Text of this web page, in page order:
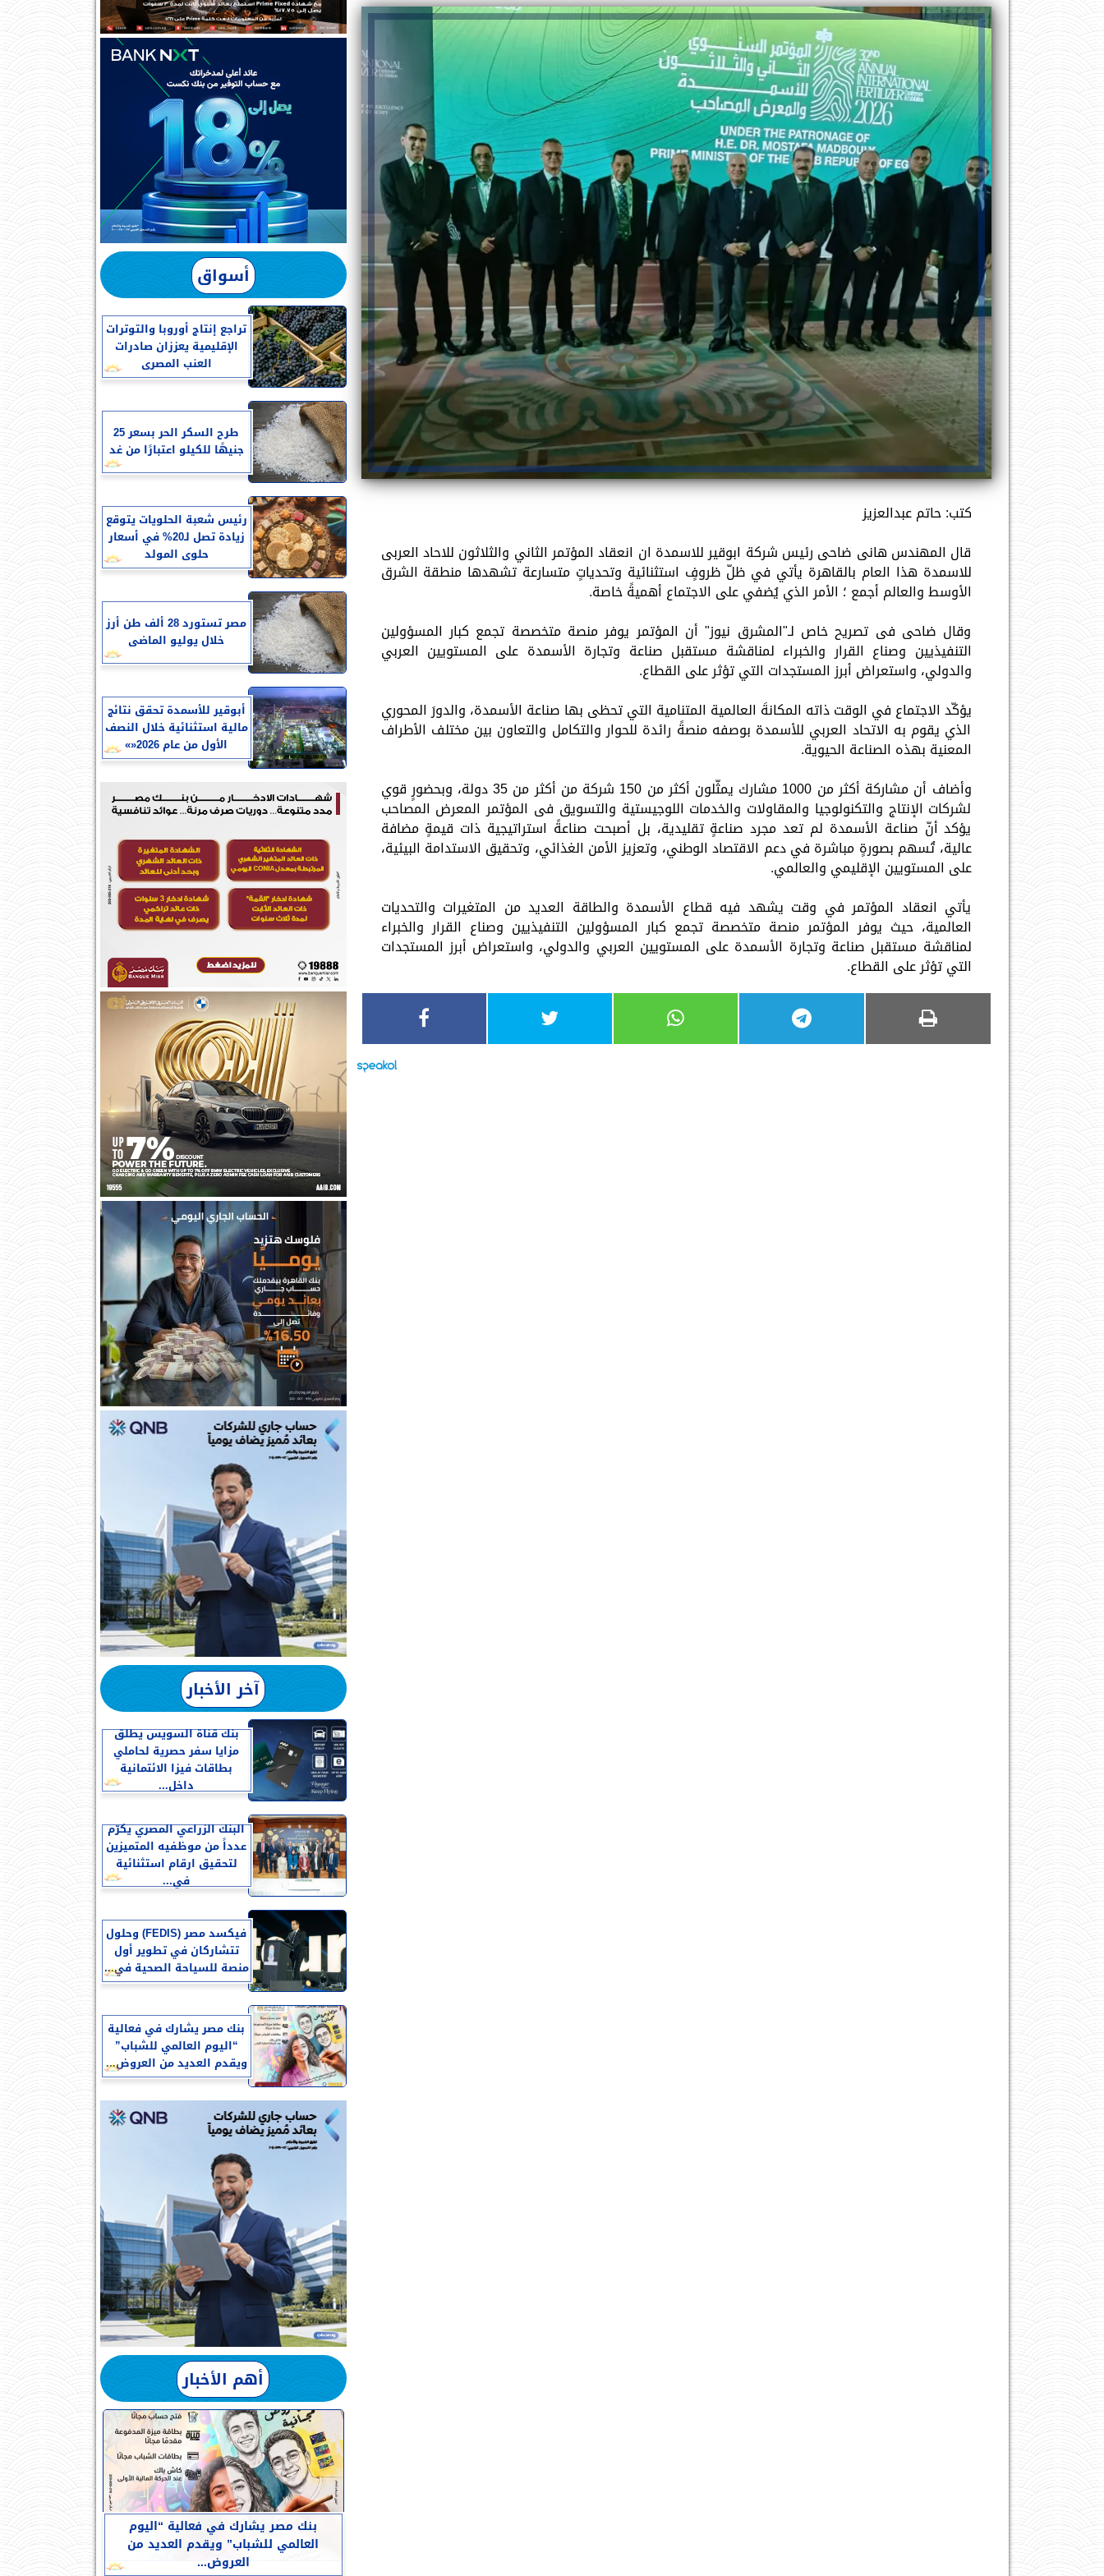
كتب: حاتم عبدالعزيز
قال المهندس هانى ضاحى رئيس شركة ابوقير للاسمدة ان انعقاد المؤتمر الثاني والثلاثون للاحاد العربى
للاسمدة هذا العام بالقاهرة يأتي في ظلّ ظروفٍ استثنائية وتحدياتٍ متسارعة تشهدها منطقة الشرق
الأوسط والعالم أجمع ؛ الأمر الذي يُضفي على الاجتماع أهميةً خاصة.
وقال ضاحى فى تصريح خاص لـ"المشرق نيوز" أن المؤتمر يوفر منصة متخصصة تجمع كبار المسؤولين
التنفيذيين وصناع القرار والخبراء لمناقشة مستقبل صناعة وتجارة الأسمدة على المستويين العربي
والدولي، واستعراض أبرز المستجدات التي تؤثر على القطاع.
يؤكّد الاجتماع في الوقت ذاته المكانةَ العالمية المتنامية التي تحظى بها صناعة الأسمدة، والدورَ المحوري
الذي يقوم به الاتحاد العربي للأسمدة بوصفه منصةً رائدة للحوار والتكامل والتعاون بين مختلف الأطراف
المعنية بهذه الصناعة الحيوية.
وأضاف أن مشاركة أكثر من 1000 مشارك يمثّلون أكثر من 150 شركة من أكثر من 35 دولة، وبحضورٍ قوي
لشركات الإنتاج والتكنولوجيا والمقاولات والخدمات اللوجيستية والتسويق فى المؤتمر المعرض المصاحب
يؤكد أنّ صناعة الأسمدة لم تعد مجرد صناعةٍ تقليدية، بل أصبحت صناعةً استراتيجية ذات قيمةٍ مضافة
عالية، تُسهم بصورةٍ مباشرة في دعم الاقتصاد الوطني، وتعزيز الأمن الغذائي، وتحقيق الاستدامة البيئية،
على المستويين الإقليمي والعالمي.
يأتي انعقاد المؤتمر في وقت يشهد فيه قطاع الأسمدة والطاقة العديد من المتغيرات والتحديات
العالمية، حيث يوفر المؤتمر منصة متخصصة تجمع كبار المسؤولين التنفيذيين وصناع القرار والخبراء
لمناقشة مستقبل صناعة وتجارة الأسمدة على المستويين العربي والدولي، واستعراض أبرز المستجدات
التي تؤثر على القطاع.
أسواق
تراجع إنتاج أوروبا والتوترات
الإقليمية يعززان صادرات
العنب المصرى
طرح السكر الحر بسعر 25
جنيهًا للكيلو اعتبارًا من غد
رئيس شعبة الحلويات يتوقع
زيادة تصل لـ20% في أسعار
حلوى المولد
مصر تستورد 28 ألف طن أرز
خلال يوليو الماضى
أبوقير للأسمدة تحقق نتائج
مالية استثنائية خلال النصف
الأول من عام 2026«»
آخر الأخبار
بنك قناة السويس يطلق
مزايا سفر حصرية لحاملي
بطاقات فيزا الائتمانية
داخل...
البنك الزراعي المصري يكرّم
عدداً من موظفيه المتميزين
لتحقيق ارقام استثنائية
في...
فيكسد مصر (FEDIS) وحلول
تتشاركان في تطوير أول
منصة للسياحة الصحية في...
بنك مصر يشارك في فعالية
“اليوم العالمي للشباب”
ويقدم العديد من العروض...
أهم الأخبار
بنك مصر يشارك في فعالية “اليوم
العالمي للشباب” ويقدم العديد من
العروض...